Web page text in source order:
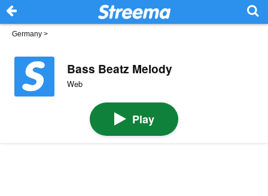
Germany >
Bass Beatz Melody
Web
Play